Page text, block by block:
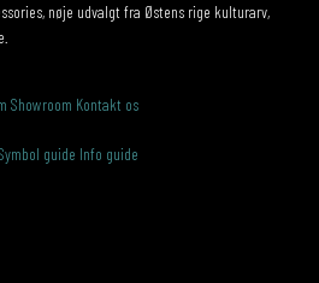
nøje udvalgt fra Østens rige kulturarv,
Showroom Kontakt os
guide Info guide